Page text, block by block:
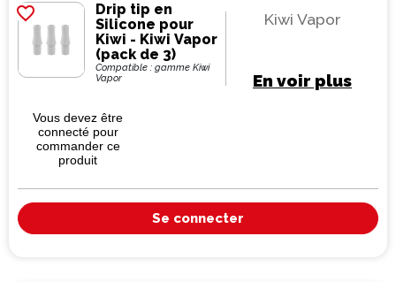
favorite_border
Drip tip en
Silicone pour
Kiwi - Kiwi Vapor
(pack de 3)
Compatible : gamme Kiwi
Vapor
Kiwi Vapor
En voir plus
Vous devez être
connecté pour
commander ce
produit
Se connecter